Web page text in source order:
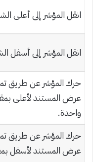
انقل المؤشر إلى أعلى
انقل المؤشر إلى أسفل
حرك المؤشر عن طريق
عرض المستند لأعلى
واحدة.
حرك المؤشر عن طريق
عرض المستند لأسفل